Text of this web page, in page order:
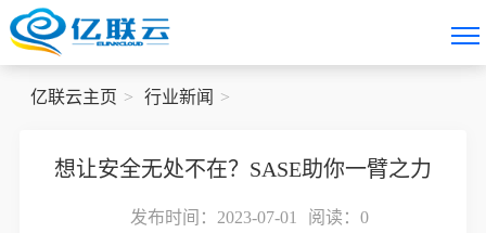
亿联云主页 行业新闻
想让安全无处不在？SASE助你一臂之力
发布时间：2023-07-01 阅读： 0